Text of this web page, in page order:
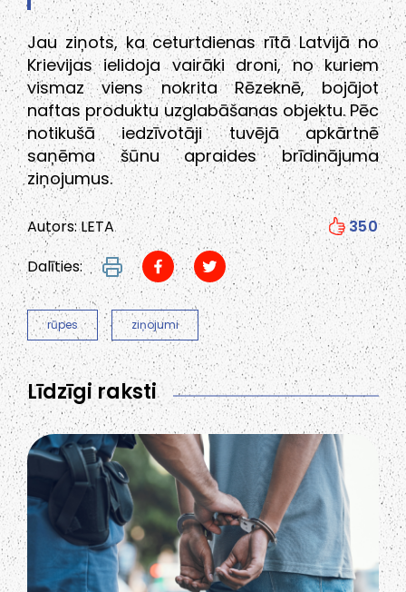
Jau ziņots, ka ceturtdienas rītā Latvijā no
Krievijas ielidoja vairāki droni, no kuriem
vismaz viens nokrita Rēzeknē, bojājot
naftas produktu uzglabāšanas objektu. Pēc
notikušā iedzīvotāji tuvējā apkārtnē
saņēma šūnu apraides brīdinājuma
ziņojumus.
Autors: LETA
350
Dalīties:
rūpes ziņojumi
Līdzīgi raksti